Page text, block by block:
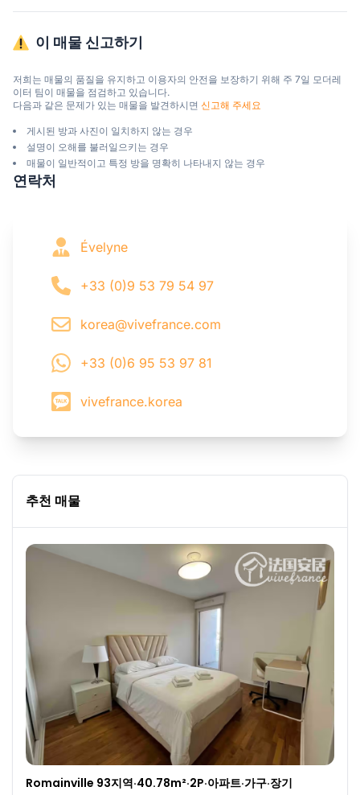
이 매물 신고하기
저희는 매물의 품질을 유지하고 이용자의 안전을 보장하기 위해 주 7일 모더레
이터 팀이 매물을 점검하고 있습니다.
다음과 같은 문제가 있는 매물을 발견하시면 신고해 주세요
게시된 방과 사진이 일치하지 않는 경우
설명이 오해를 불러일으키는 경우
매물이 일반적이고 특정 방을 명확히 나타내지 않는 경우
연락처
Évelyne
+33 (0)9 53 79 54 97
korea@vivefrance.com
+33 (0)6 95 53 97 81
vivefrance.korea
추천 매물
Romainville 93지역·40.78m²·2P·아파트·가구·장기